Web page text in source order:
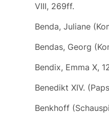
VIII, 269ff.
Benda, Juliane
Bendas, Georg
Bendix, Emma X,
Benedikt XIV.
Benkhoff